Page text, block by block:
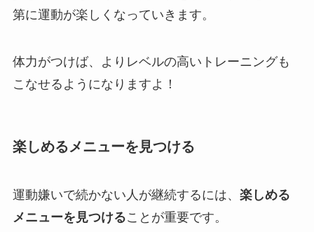
第に運動が楽しくなっていきます。
体力がつけば、よりレベルの高いトレーニングも
こなせるようになりますよ！
楽しめるメニューを見つける
運動嫌いで続かない人が継続するには、 楽しめる
メニューを見つけることが重要です。